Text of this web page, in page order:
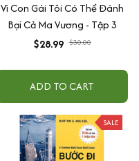
Vì Con Gái Tôi Có Thể Đánh
Bại Cả Ma Vương - Tập 3
$28.99 $30.00
ADD TO CART
SALE